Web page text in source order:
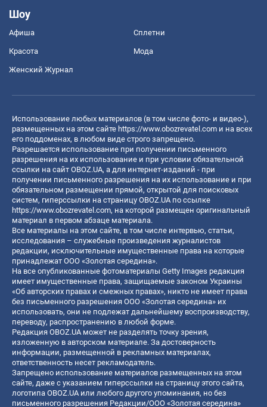
Шоу
Афиша Сплетни
Красота Мода
Женский Журнал
Использование любых материалов (в том числе фото- и видео-),
размещенных на этом сайте https://www.obozrevatel.com и на всех
его поддоменах, в любом виде строго запрещено.
Разрешается использование при получении письменного
разрешения на их использование и при условии обязательной
ссылки на сайт OBOZ.UA, а для интернет-изданий - при
получении письменного разрешения на их использование и при
обязательном размещении прямой, открытой для поисковых
систем, гиперссылки на страницу OBOZ.UA по ссылке
https://www.obozrevatel.com, на которой размещен оригинальный
материал в первом абзаце материала.
Все материалы на этом сайте, в том числе интервью, статьи,
исследования – служебные произведения журналистов
редакции, исключительные имущественные права на которые
принадлежат ООО «Золотая середина».
На все опубликованные фотоматериалы Getty Images редакция
имеет имущественные права, защищаемые законом Украины
«Об авторских правах и смежных правах», никто не имеет права
без письменного разрешения ООО «Золотая середина» их
использовать, они не подлежат дальнейшему воспроизводству,
переводу, распространению в любой форме.
Редакция OBOZ.UA может не разделять точку зрения,
изложенную в авторском материале. За достоверность
информации, размещенной в рекламных материалах,
ответственность несет рекламодатель.
Запрещено использование материалов размещенных на этом
сайте, даже с указанием гиперссылки на страницу этого сайта,
логотипа OBOZ.UA или любого другого упоминания, но без
письменного разрешения Редакции/ООО «Золотая середина»